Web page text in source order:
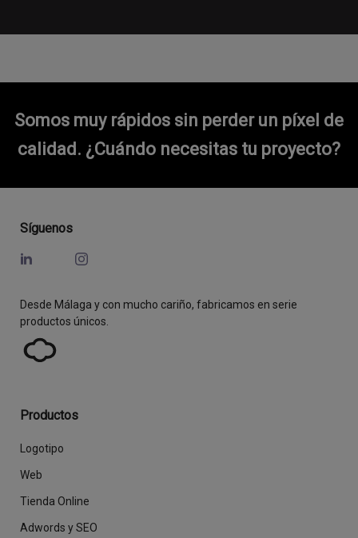
Somos muy rápidos sin perder un píxel de
calidad. ¿Cuándo necesitas tu proyecto?
Síguenos
Desde Málaga y con mucho cariño, fabricamos en serie
productos únicos.
Productos
Logotipo
Web
Tienda Online
Adwords y SEO